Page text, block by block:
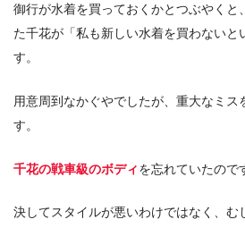
御行が水着を買っておくかとつぶやくと
た千花が「私も新しい水着を買わないと
す。
用意周到なかぐやでしたが、重大なミス
す。
千花の戦車級のボディを忘れていたので
決してスタイルが悪いわけではなく、む